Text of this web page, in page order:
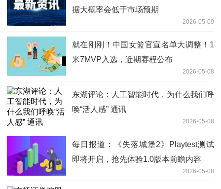
据大概率会低于市场预期
2026-05-09
就在刚刚！中国女篮官宣名单大调整！1
米7MVP入选，近期赛程公布
2026-05-08
东湖评论：人工智能时代，为什么我们呼
唤“活人感” 通讯
2026-05-08
每日报道：《失落城堡2》Playtest测试
即将开启，抢先体验1.0版本前瞻内容
2026-05-08